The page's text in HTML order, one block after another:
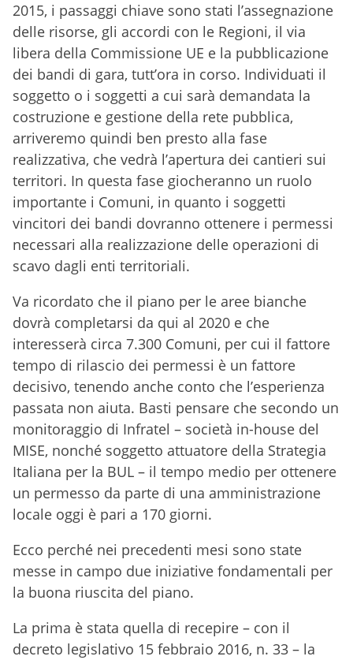
2015, i passaggi chiave sono stati l’assegnazione
delle risorse, gli accordi con le Regioni, il via
libera della Commissione UE e la pubblicazione
dei bandi di gara, tutt’ora in corso. Individuati il
soggetto o i soggetti a cui sarà demandata la
costruzione e gestione della rete pubblica,
arriveremo quindi ben presto alla fase
realizzativa, che vedrà l’apertura dei cantieri sui
territori. In questa fase giocheranno un ruolo
importante i Comuni, in quanto i soggetti
vincitori dei bandi dovranno ottenere i permessi
necessari alla realizzazione delle operazioni di
scavo dagli enti territoriali.
Va ricordato che il piano per le aree bianche
dovrà completarsi da qui al 2020 e che
interesserà circa 7.300 Comuni, per cui il fattore
tempo di rilascio dei permessi è un fattore
decisivo, tenendo anche conto che l’esperienza
passata non aiuta. Basti pensare che secondo un
monitoraggio di Infratel – società in-house del
MISE, nonché soggetto attuatore della Strategia
Italiana per la BUL – il tempo medio per ottenere
un permesso da parte di una amministrazione
locale oggi è pari a 170 giorni.
Ecco perché nei precedenti mesi sono state
messe in campo due iniziative fondamentali per
la buona riuscita del piano.
La prima è stata quella di recepire – con il
decreto legislativo 15 febbraio 2016, n. 33 – la